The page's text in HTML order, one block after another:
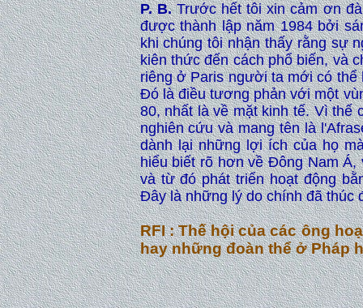
P. B.Trước hết tôi xin cảm ơn
được thành lập năm 1984 bởi
khi chúng tôi nhận thấy rằng sự
kiên thức đến cách phổ biến, và
riêng ở Paris người ta mới có thể
Đó là điều tương phản với một
80, nhất là về mặt kinh tế. Vì thế
nghiên cứu và mang tên là
dành lại những lợi ích của họ
hiểu biết rõ hơn về Đông Nam
và từ đó phát triển hoạt động
Đây là những lý do chính đã thúc
RFI : Thế hội của các ông
hay những đoàn thể ở Pháp